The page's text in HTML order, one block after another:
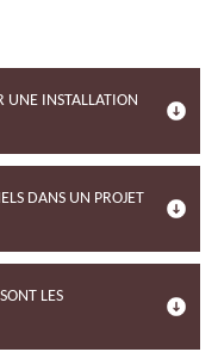
UNE INSTALLATION
DANS UN PROJET
LES